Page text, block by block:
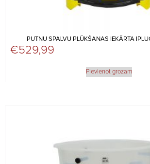
PUTNU SPALVU PLŪKŠANAS IEKĀRTA
€529,99
Pievienot grozam